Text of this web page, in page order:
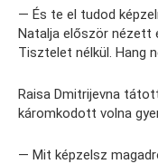
— És te el tudod
Natalja először nézett
Tisztelet nélkül. Hang
Raisa Dmitrijevna
káromkodott volna
— Mit képzelsz